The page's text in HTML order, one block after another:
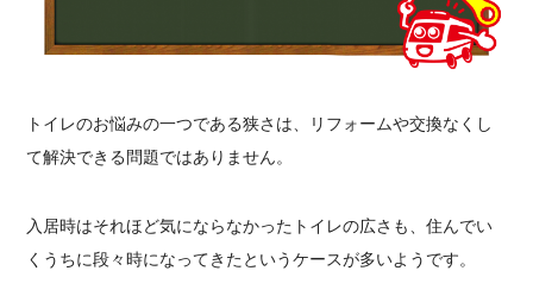
トイレのお悩みの一つである狭さは、リフォームや交換なくし
て解決できる問題ではありません。
入居時はそれほど気にならなかったトイレの広さも、住んでい
くうちに段々時になってきたというケースが多いようです。